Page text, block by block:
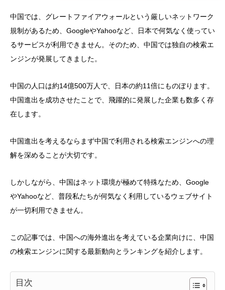
中国では、グレートファイアウォールという厳しいネットワーク
規制があるため、GoogleやYahooなど、日本で何気なく使ってい
るサービスが利用できません。そのため、中国では独自の検索エ
ンジンが発展してきました。
中国の人口は約14億500万人で、日本の約11倍にものぼります。
中国進出を成功させたことで、飛躍的に発展した企業も数多く存
在します。
中国進出を考えるならまず中国で利用される検索エンジンへの理
解を深めることが大切です。
しかしながら、中国はネット環境が極めて特殊なため、Google
やYahooなど、普段私たちが何気なく利用しているウェブサイト
が一切利用できません。
この記事では、中国への海外進出を考えている企業向けに、中国
の検索エンジンに関する最新動向とランキングを紹介します。
目次